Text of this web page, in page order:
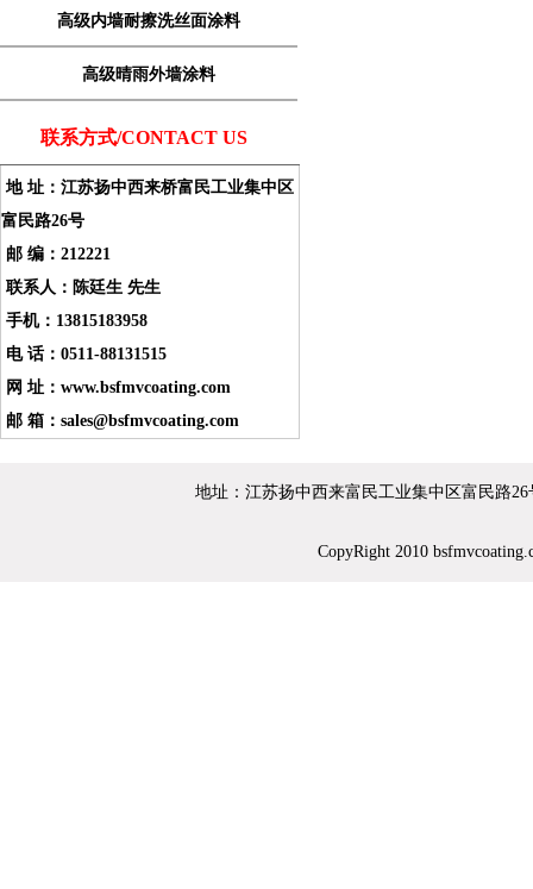
高级内墙耐擦洗丝面涂料
高级晴雨外墙涂料
联系方式/CONTACT US
地 址：江苏扬中西来桥富民工业集中区
富民路26号
邮 编：212221
联系人：陈廷生 先生
手机：13815183958
电 话：0511-88131515
网 址：www.bsfmvcoating.com
邮 箱：sales@bsfmvcoating.com
地址：江苏扬中西来富民工业集中区富民路
CopyRight 2010